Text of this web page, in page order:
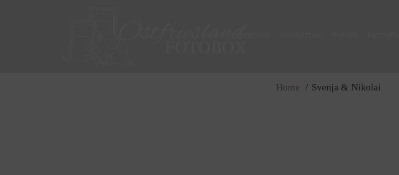
Home Svenja & Nikolai